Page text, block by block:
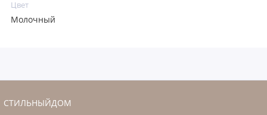
Цвет
Молочный
СТИЛЬНЫЙДОМ